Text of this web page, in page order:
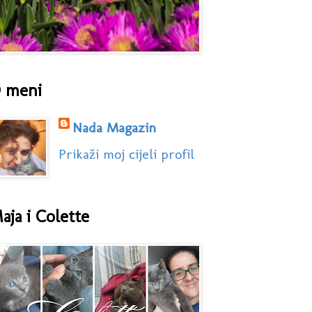
meni
Nada Magazin
Prikaži moj cijeli profil
i Colette